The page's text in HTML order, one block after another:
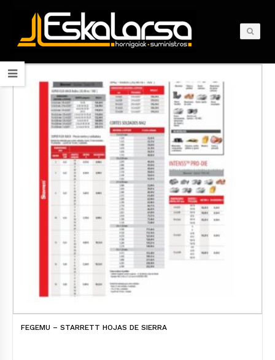
FEGEMU – STARRETT HOJAS DE SIERRA